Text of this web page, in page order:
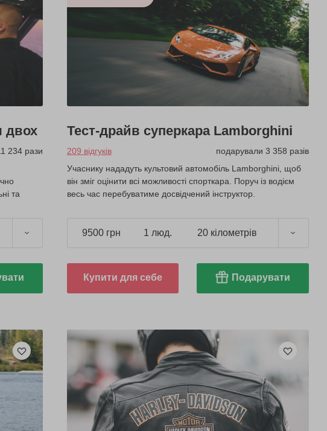
двох
234 рази
та
Тест-драйв суперкара Lamborghini
209 відгуків
подарували 3 358 разів
Учаснику нададуть культовий автомобіль Lamborghini, щоб
він зміг оцінити всі можливості спорткара. Поруч із водієм
весь час перебуватиме досвідчений інструктор.
9500 грн 1 люд. 20 кілометрів
Купити для себе Подарувати